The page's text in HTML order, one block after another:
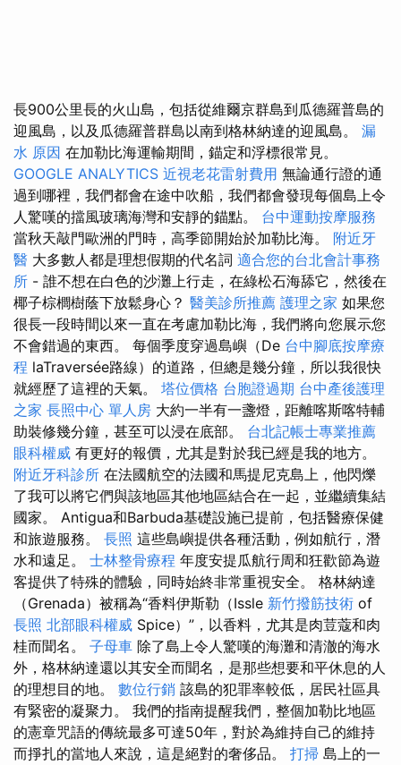
長900公里長的火山島，包括從維爾京群島到瓜德羅普島的
迎風島，以及瓜德羅普群島以南到格林納達的迎風島。 漏
水 原因 在加勒比海運輸期間，錨定和浮標很常見。
GOOGLE ANALYTICS 近視老花雷射費用 無論通行證的通
過到哪裡，我們都會在途中吹船，我們都會發現每個島上令
人驚嘆的擋風玻璃海灣和安靜的錨點。 台中運動按摩服務
當秋天敲門歐洲的門時，高季節開始於加勒比海。 附近牙
醫 大多數人都是理想假期的代名詞 適合您的台北會計事務
所 - 誰不想在白色的沙灘上行走，在綠松石海舔它，然後在
椰子棕櫚樹蔭下放鬆身心？ 醫美診所推薦 護理之家 如果您
很長一段時間以來一直在考慮加勒比海，我們將向您展示您
不會錯過的東西。 每個季度穿過島嶼（De 台中腳底按摩療
程 laTraversée路線）的道路，但總是幾分鐘，所以我很快
就經歷了這裡的天氣。 塔位價格 台胞證過期 台中產後護理
之家 長照中心 單人房 大約一半有一盞燈，距離喀斯喀特輔
助裝修幾分鐘，甚至可以浸在底部。 台北記帳士專業推薦
眼科權威 有更好的報價，尤其是對於我已經是我的地方。
附近牙科診所 在法國航空的法國和馬提尼克島上，他閃爍
了我可以將它們與該地區其他地區結合在一起，並繼續集結
國家。 Antigua和Barbuda基礎設施已提前，包括醫療保健
和旅遊服務。 長照 這些島嶼提供各種活動，例如航行，潛
水和遠足。 士林整骨療程 年度安提瓜航行周和狂歡節為遊
客提供了特殊的體驗，同時始終非常重視安全。 格林納達
（Grenada）被稱為“香料伊斯勒（Issle 新竹撥筋技術 of
長照 北部眼科權威 Spice）”，以香料，尤其是肉荳蔻和肉
桂而聞名。 子母車 除了島上令人驚嘆的海灘和清澈的海水
外，格林納達還以其安全而聞名，是那些想要和平休息的人
的理想目的地。 數位行銷 該島的犯罪率較低，居民社區具
有緊密的凝聚力。 我們的指南提醒我們，整個加勒比地區
的憲章咒語的傳統最多可達50年，對於為維持自己的維持
而掙扎的當地人來說，這是絕對的奢侈品。 打掃 島上的一